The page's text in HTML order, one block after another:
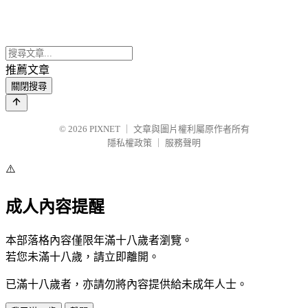
推薦文章
關閉搜尋
© 2026 PIXNET
文章與圖片權利屬原作者所有
隱私權政策
服務聲明
⚠️
成人內容提醒
本部落格內容僅限年滿十八歲者瀏覽。
若您未滿十八歲，請立即離開。
已滿十八歲者，亦請勿將內容提供給未成年人士。